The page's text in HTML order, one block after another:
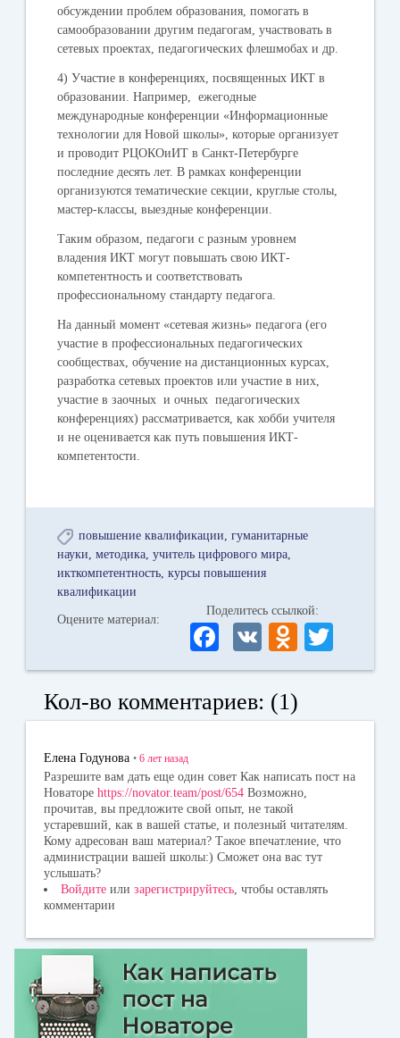
обсуждении проблем образования, помогать в
самообразовании другим педагогам, участвовать в
сетевых проектах, педагогических флешмобах и др.
4) Участие в конференциях, посвященных ИКТ в
образовании. Например, ежегодные
международные конференции «Информационные
технологии для Новой школы», которые организует
и проводит РЦОКОиИТ в Санкт-Петербурге
последние десять лет. В рамках конференции
организуются тематические секции, круглые столы,
мастер-классы, выездные конференции.
Таким образом, педагоги с разным уровнем
владения ИКТ могут повышать свою ИКТ-
компетентность и соответствовать
профессиональному стандарту педагога.
На данный момент «сетевая жизнь» педагога (его
участие в профессиональных педагогических
сообществах, обучение на дистанционных курсах,
разработка сетевых проектов или участие в них,
участие в заочных и очных педагогических
конференциях) рассматривается, как хобби учителя
и не оценивается как путь повышения ИКТ-
компетентости.
повышение квалификации
гуманитарные
науки
методика учитель цифрового мира
икткомпетентность курсы повышения
квалификации
Оцените материал:
Поделитесь ссылкой:
Fa
ce
bo
ok
V
K
O
dn
la
ni
ki
wi
r
Кол-во комментариев: (1)
Елена Годунова • 6 лет назад
Разрешите вам дать еще один совет Как написать пост на
Новаторе https://novator.team/post/654 Возможно,
прочитав, вы предложите свой опыт, не такой
устаревший, как в вашей статье, и полезный читателям.
Кому адресован ваш материал? Такое впечатление, что
администрации вашей школы:) Сможет она вас тут
услышать?
Войдите или зарегистрируйтесь , чтобы оставлять
комментарии